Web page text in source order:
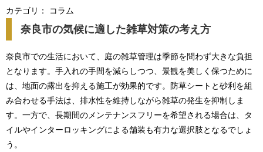
カテゴリ： コラム
奈良市の気候に適した雑草対策の考え方
奈良市での生活において、庭の雑草管理は季節を問わず大きな負担
となります。手入れの手間を減らしつつ、景観を美しく保つために
は、地面の露出を抑える施工が効果的です。防草シートと砂利を組
み合わせる手法は、排水性を維持しながら雑草の発生を抑制しま
す。一方で、長期間のメンテナンスフリーを希望される場合は、タ
イルやインターロッキングによる舗装も有力な選択肢となるでしょ
う。